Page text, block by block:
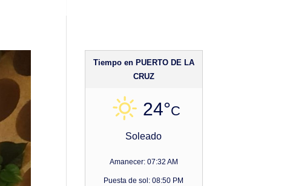
Tiempo en PUERTO DE LA
CRUZ
24°C
Soleado
Amanecer: 07:32 AM
Puesta de sol: 08:50 PM